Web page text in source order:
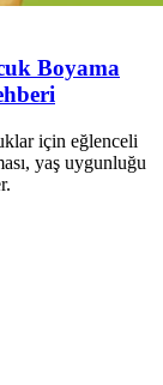
Boyama
için eğlenceli
yaş uygunluğu